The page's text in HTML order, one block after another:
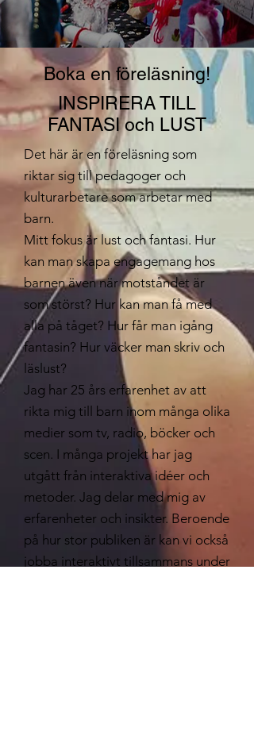
Boka en föreläsning!
INSPIRERA TILL
FANTASI och LUST
Det här är en föreläsning som
riktar sig till pedagoger och
kulturarbetare som arbetar med
barn.
Mitt fokus är lust och fantasi. Hur
kan man skapa engagemang hos
barnen även när motståndet är
som störst? Hur kan man få med
alla på tåget? Hur får man igång
fantasin? Hur väcker man skriv och
läslust?
Jag har 25 års erfarenhet av att
rikta mig till barn inom många olika
medier som tv, radio, böcker och
scen. I många projekt har jag
utgått från interaktiva idéer och
metoder. Jag delar med mig av
erfarenheter och insikter. Beroende
på hur stor publiken är kan vi också
jobba interaktivt tillsammans under